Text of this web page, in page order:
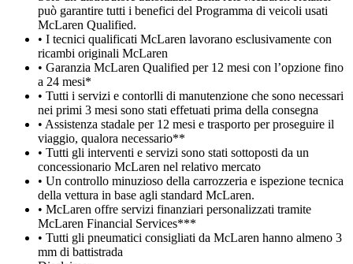
può garantire tutti i benefici del Programma di veicoli usati
McLaren Qualified.
• I tecnici qualificati McLaren lavorano esclusivamente con
ricambi originali McLaren
• Garanzia McLaren Qualified per 12 mesi con l’opzione fino
a 24 mesi*
• Tutti i servizi e contorlli di manutenzione che sono necessari
nei primi 3 mesi sono stati effetuati prima della consegna
• Assistenza stadale per 12 mesi e trasporto per proseguire il
viaggio, qualora necessario**
• Tutti gli interventi e servizi sono stati sottoposti da un
concessionario McLaren nel relativo mercato
• Un controllo minuzioso della carrozzeria e ispezione tecnica
della vettura in base agli standard McLaren.
• McLaren offre servizi finanziari personalizzati tramite
McLaren Financial Services***
• Tutti gli pneumatici consigliati da McLaren hanno almeno 3
mm di battistrada